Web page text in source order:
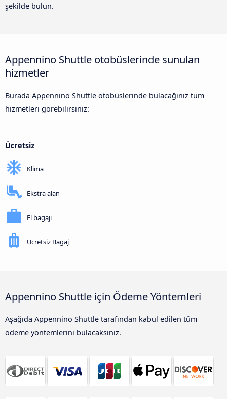
şekilde bulun.
Appennino Shuttle otobüslerinde sunulan
hizmetler
Burada Appennino Shuttle otobüslerinde bulacağınız tüm
hizmetleri görebilirsiniz:
Ücretsiz
Klima
Ekstra alan
El bagajı
Ücretsiz Bagaj
Appennino Shuttle için Ödeme Yöntemleri
Aşağıda Appennino Shuttle tarafından kabul edilen tüm
ödeme yöntemlerini bulacaksınız.